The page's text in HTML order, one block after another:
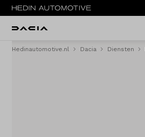
Menu
Hedinautomotive.nl Dacia Diensten